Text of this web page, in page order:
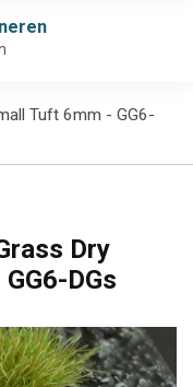
Tuft 6mm - GG6-
Dry
DGs